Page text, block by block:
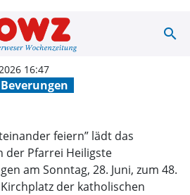
Johannesfest |search
Beverungen
16:47
feiern” lädt das
der Pfarrei Heiligste
am Sonntag, 28. Juni, zum 48.
der katholischen